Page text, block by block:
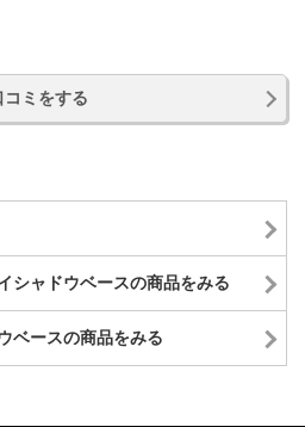
コミをする
シャドウベースの商品をみる
ベースの商品をみる